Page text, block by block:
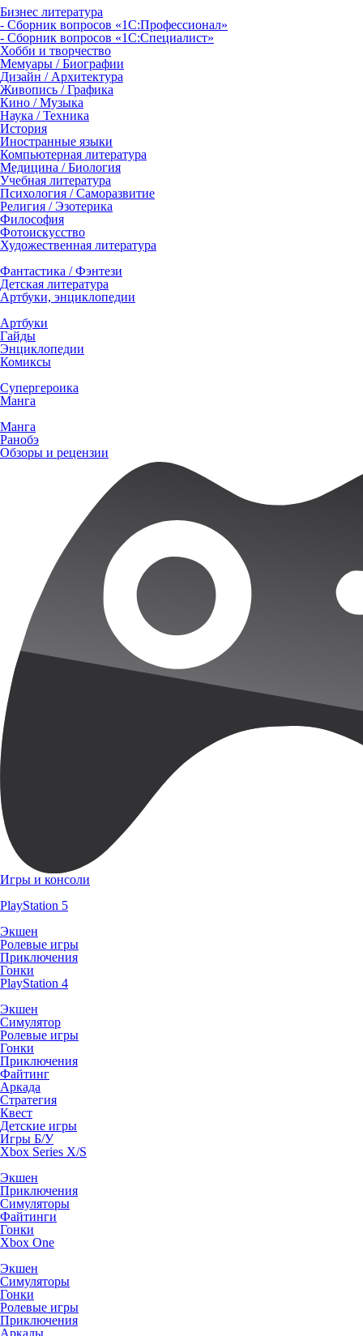
Бизнес литература
- Сборник вопросов «1С:Профессионал»
- Сборник вопросов «1С:Специалист»
Хобби и творчество
Мемуары / Биографии
Дизайн / Архитектура
Живопись / Графика
Кино / Музыка
Наука / Техника
История
Иностранные языки
Компьютерная литература
Медицина / Биология
Учебная литература
Психология / Саморазвитие
Религия / Эзотерика
Философия
Фотоискусство
Художественная литература
Фантастика / Фэнтези
Детская литература
Артбуки, энциклопедии
Артбуки
Гайды
Энциклопедии
Комиксы
Супергероика
Манга
Манга
Ранобэ
Обзоры и рецензии
Игры и консоли
PlayStation 5
Экшен
Ролевые игры
Приключения
Гонки
PlayStation 4
Экшен
Симулятор
Ролевые игры
Гонки
Приключения
Файтинг
Аркада
Стратегия
Квест
Детские игры
Игры Б/У
Xbox Series X/S
Экшен
Приключения
Симуляторы
Файтинги
Гонки
Xbox One
Экшен
Симуляторы
Гонки
Ролевые игры
Приключения
Аркады